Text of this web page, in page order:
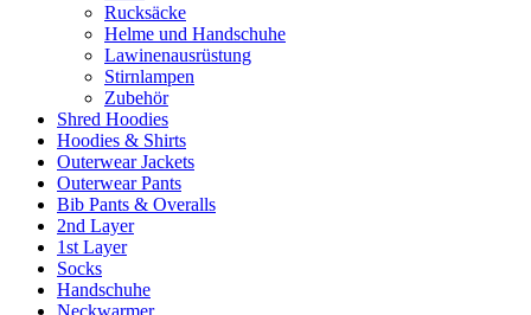
Rucksäcke
Helme und Handschuhe
Lawinenausrüstung
Stirnlampen
Zubehör
Shred Hoodies
Hoodies & Shirts
Outerwear Jackets
Outerwear Pants
Bib Pants & Overalls
2nd Layer
1st Layer
Socks
Handschuhe
Neckwarmer